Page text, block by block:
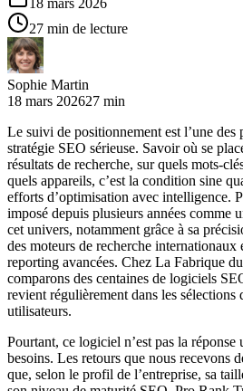
27 min de lecture
Sophie Martin
18 mars 202627 min
Le suivi de positionnement est l’une des
stratégie SEO sérieuse. Savoir où se
résultats de recherche, sur quels mots-
quels appareils, c’est la condition sine
efforts d’optimisation avec intelligence.
imposé depuis plusieurs années comme
cet univers, notamment grâce à sa
des moteurs de recherche internationaux
reporting avancées. Chez La Fabrique
comparons des centaines de logiciels
revient régulièrement dans les sélections
utilisateurs.
Pourtant, ce logiciel n’est pas la réponse
besoins. Les retours que nous recevons
que, selon le profil de l’entreprise, sa